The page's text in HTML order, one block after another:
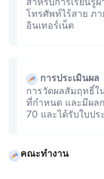
โทรศัพท์ไร้สาย ภา
อินเทอร์เน็ต
การประเมินผล
การวัดผลสัมฤทธิ์ใ
ที่กำหนด และมีผล
70 และได้รับใบปร
คณะทำงาน